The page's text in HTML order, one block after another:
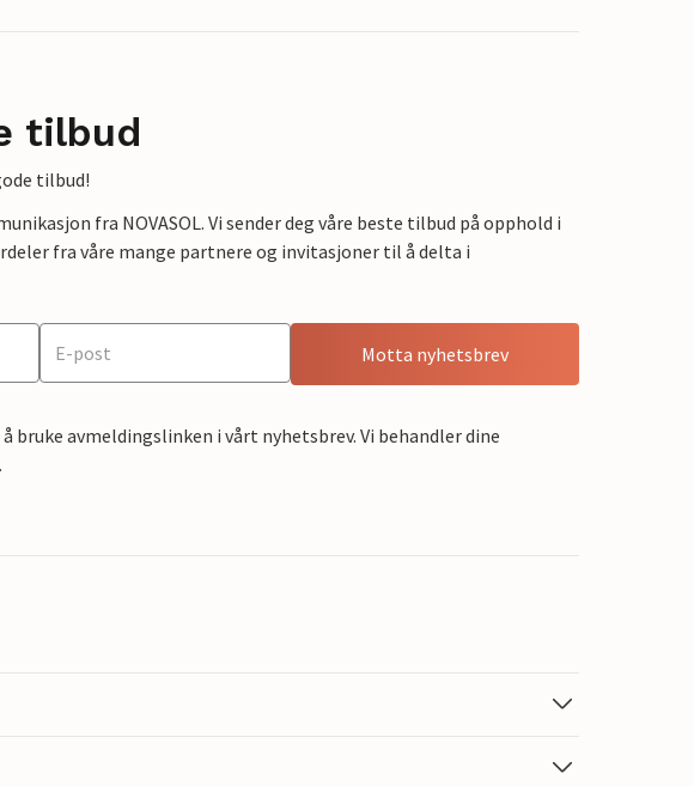
tilbud
tilbud!
fra NOVASOL. Vi sender deg våre beste tilbud på opphold i
fra våre mange partnere og invitasjoner til å delta i
Motta nyhetsbrev
bruke avmeldingslinken i vårt nyhetsbrev. Vi behandler dine
.